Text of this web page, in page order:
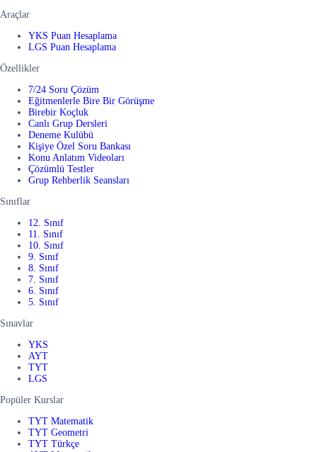
Araçlar
YKS Puan Hesaplama
LGS Puan Hesaplama
Özellikler
7/24 Soru Çözüm
Eğitmenlerle Bire Bir Görüşme
Birebir Koçluk
Canlı Grup Dersleri
Deneme Kulübü
Kişiye Özel Soru Bankası
Konu Anlatım Videoları
Çözümlü Testler
Grup Rehberlik Seansları
Sınıflar
12. Sınıf
11. Sınıf
10. Sınıf
9. Sınıf
8. Sınıf
7. Sınıf
6. Sınıf
5. Sınıf
Sınavlar
YKS
AYT
TYT
LGS
Popüler Kurslar
TYT Matematik
TYT Geometri
TYT Türkçe